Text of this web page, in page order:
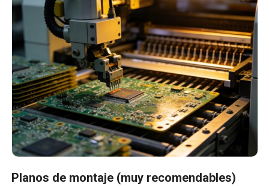
Planos de montaje (muy recomendables)